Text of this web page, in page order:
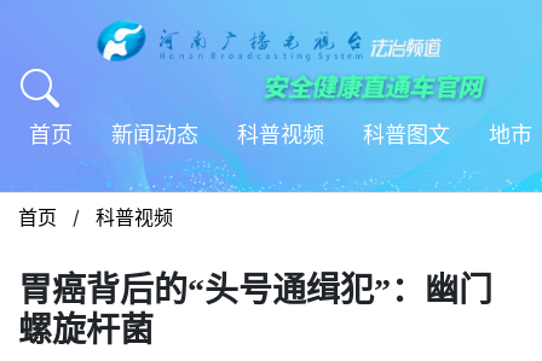
首页 新闻动态 科普视频 科普图文 地市
首页 / 科普视频
胃癌背后的“头号通缉犯”：幽门
螺旋杆菌